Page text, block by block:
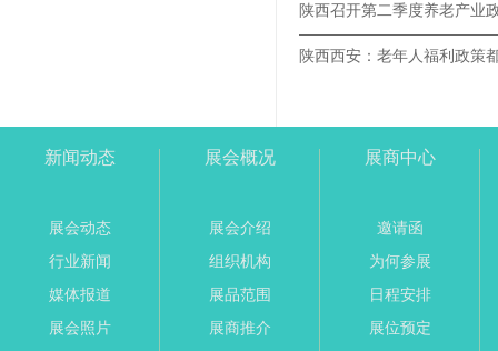
陕西召开第二季度养老产业
陕西西安：老年人福利政策
新闻动态
展会动态
行业新闻
媒体报道
展会照片
展会概况
展会介绍
组织机构
展品范围
展商推介
展商中心
邀请函
为何参展
日程安排
展位预定